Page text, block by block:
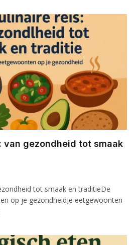
van gezondheid tot smaak
tot smaak en traditieDe
op je gezondheidJe eetgewoonten